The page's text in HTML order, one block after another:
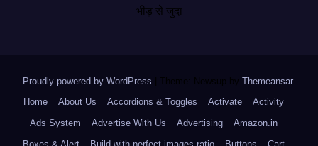
भीड़ से जुदा
Proudly powered by WordPress Theme: Newsup by Themeansar.
Home
About Us Accordions & Toggles Activate
Activity
Ads System
Advertise With Us Advertising
Amazon.in